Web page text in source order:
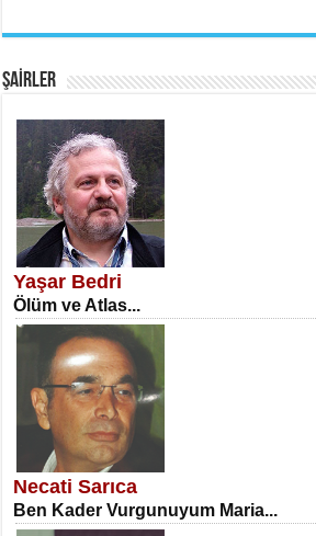
SATILMIŞ ÜMİT ÇETİNKAYA
Erkenlik...
NECLA DİLEK ARSLAN
Öğretmenler Günü Mahkemesi...
ŞAİRLER
Yaşar Bedri
Ölüm ve Atlas...
Necati Sarıca
Ben Kader Vurgunuyum Maria...